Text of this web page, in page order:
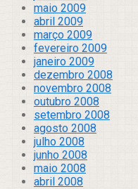
maio 2009
abril 2009
março 2009
fevereiro 2009
janeiro 2009
dezembro 2008
novembro 2008
outubro 2008
setembro 2008
agosto 2008
julho 2008
junho 2008
maio 2008
abril 2008